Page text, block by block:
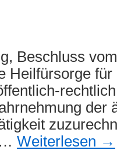
Beschluss
Heilfürsorge
der
Weiterlesen →